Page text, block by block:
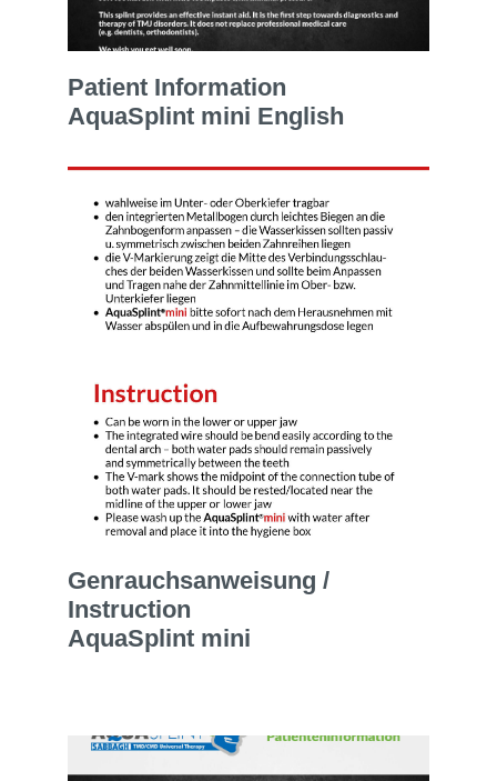
Patient Information
AquaSplint mini English
Genrauchsanweisung /
Instruction
AquaSplint mini